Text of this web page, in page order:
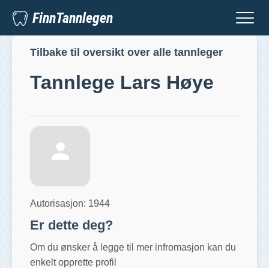
FinnTannlegen
Tilbake til oversikt over alle tannleger
Tannlege Lars Høye
Autorisasjon: 1944
Er dette deg?
Om du ønsker å legge til mer infromasjon kan du
enkelt opprette profil